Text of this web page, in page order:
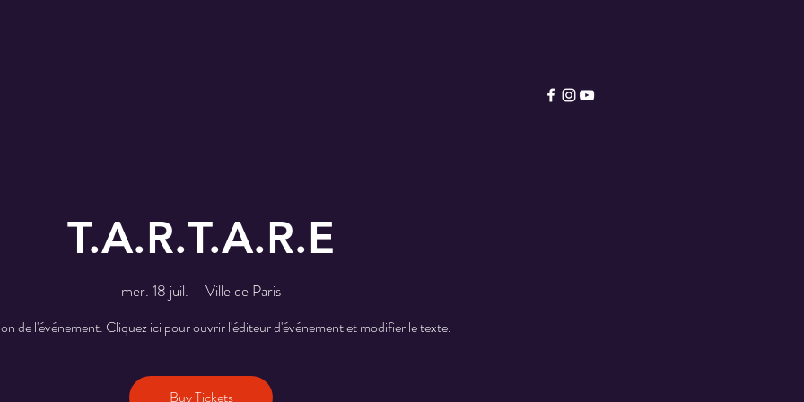
T.A.R.T.A.R.E
mer. 18 juil.
  |
Ville de Paris
de l'événement. Cliquez ici pour ouvrir l'éditeur d'événement et modifier le texte.
Buy Tickets